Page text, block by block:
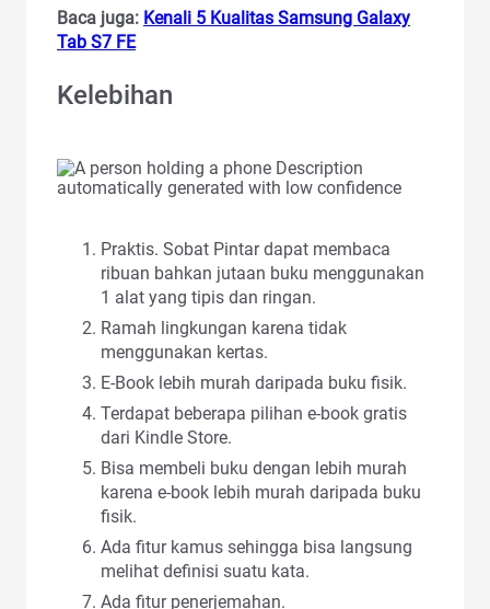
Baca juga: Kenali 5 Kualitas Samsung Galaxy
Tab S7 FE
Kelebihan
Praktis. Sobat Pintar dapat membaca
ribuan bahkan jutaan buku menggunakan
1 alat yang tipis dan ringan.
Ramah lingkungan karena tidak
menggunakan kertas.
E-Book lebih murah daripada buku fisik.
Terdapat beberapa pilihan e-book gratis
dari Kindle Store.
Bisa membeli buku dengan lebih murah
karena e-book lebih murah daripada buku
fisik.
Ada fitur kamus sehingga bisa langsung
melihat definisi suatu kata.
Ada fitur penerjemahan.